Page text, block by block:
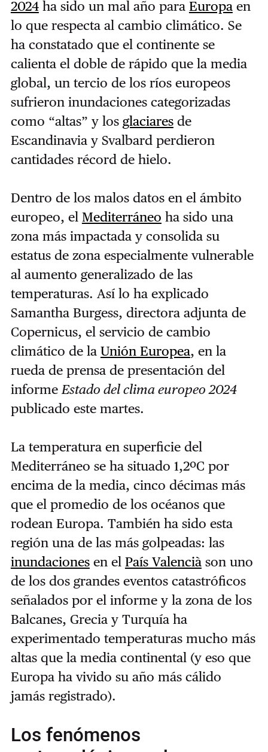
2024ha sido un mal año para Europaen
lo que respecta al cambio climático. Se
ha constatado que el continente se
calienta el doble de rápido que la media
global, un tercio de los ríos europeos
sufrieron inundaciones categorizadas
como “altas” y los glaciaresde
Escandinavia y Svalbard perdieron
cantidades récord de hielo.
Dentro de los malos datos en el ámbito
europeo, el Mediterráneo ha sido una
zona más impactada y consolida su
estatus de zona especialmente vulnerable
al aumento generalizado de las
temperaturas. Así lo ha explicado
Samantha Burgess, directora adjunta de
Copernicus, el servicio de cambio
climático de la Unión Europea, en la
rueda de prensa de presentación del
informe Estado del clima europeo 2024
publicado este martes.
La temperatura en superficie del
Mediterráneo se ha situado 1,2ºC por
encima de la media, cinco décimas más
que el promedio de los océanos que
rodean Europa. También ha sido esta
región una de las más golpeadas: las
inundacionesen el País Valenciàson uno
de los dos grandes eventos catastróficos
señalados por el informe y la zona de los
Balcanes, Grecia y Turquía ha
experimentado temperaturas mucho más
altas que la media continental (y eso que
Europa ha vivido su año más cálido
jamás registrado).
Los fenómenos